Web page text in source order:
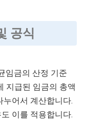
공식
임금의 산정 기준
지급된 임금의 총액
누어서 계산합니다.
이를 적용합니다.